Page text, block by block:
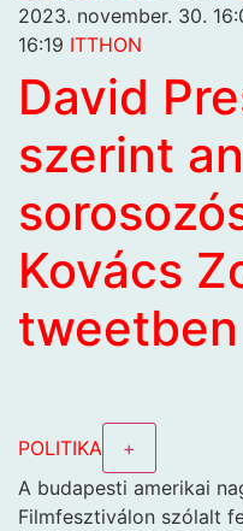
2023. november. 30.
16:19 ITTHON
David
szerint
Kovács
POLITIKA
+
A budapesti amerikai
Filmfesztiválon szólalt